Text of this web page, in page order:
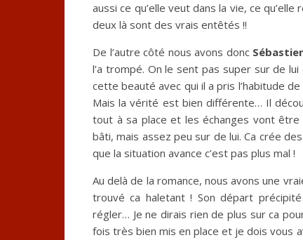
aussi ce qu’elle veut dans la vie, ce
deux là sont des vrais entêtés !!
De l’autre côté nous avons donc
l’a trompé. On le sent pas super sur de
cette beauté avec qui il a pris l’habitude
Mais la vérité est bien différente… Il
tout à sa place et les échanges vont être
bâti, mais assez peu sur de lui. Ca crée
que la situation avance c’est pas plus mal !
Au delà de la romance, nous avons une
trouvé ca haletant ! Son départ
régler… Je ne dirais rien de plus sur ca
fois très bien mis en place et je dois vous